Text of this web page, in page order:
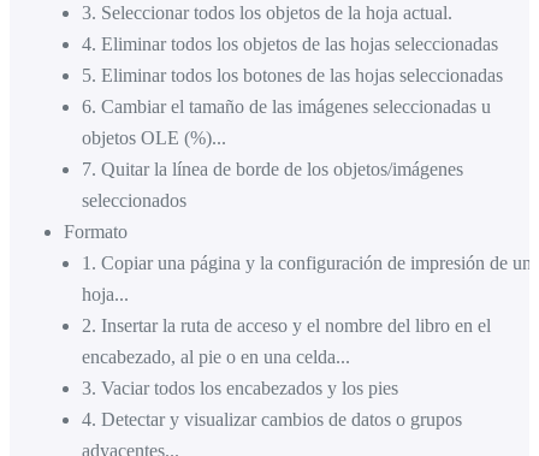
3. Seleccionar todos los objetos de la hoja actual.
4. Eliminar todos los objetos de las hojas seleccionadas
5. Eliminar todos los botones de las hojas seleccionadas
6. Cambiar el tamaño de las imágenes seleccionadas u
objetos OLE (%)...
7. Quitar la línea de borde de los objetos/imágenes
seleccionados
Formato
1 . Copiar una página y la configuración de impresión de una
hoja...
2. Insertar la ruta de acceso y el nombre del libro en el
encabezado, al pie o en una celda...
3. Vaciar todos los encabezados y los pies
4. Detectar y visualizar cambios de datos o grupos
adyacentes...